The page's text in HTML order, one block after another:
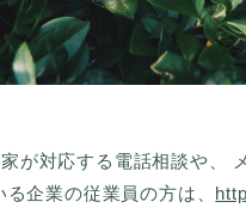
が対応する電話相談や、
企業の従業員の方は、